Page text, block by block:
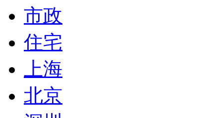
市政
住宅
上海
北京